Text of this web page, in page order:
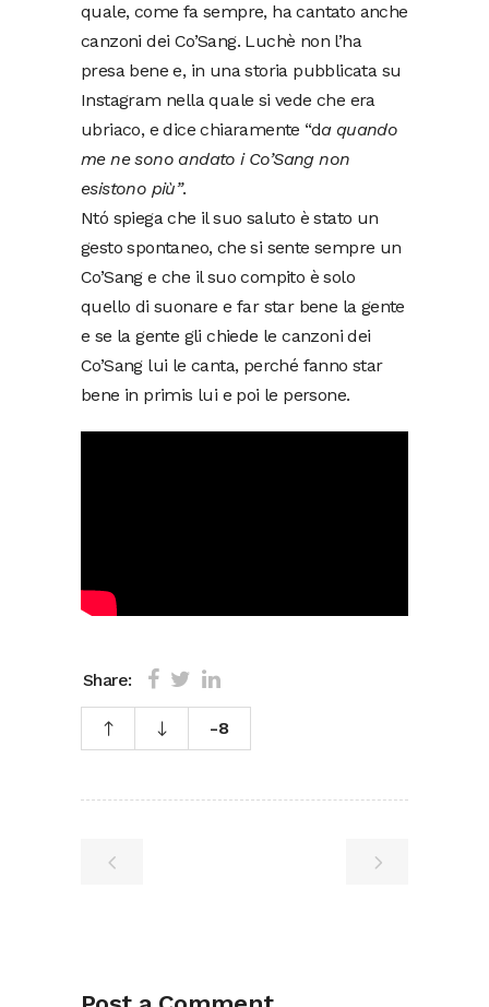
quale, come fa sempre, ha cantato anche
canzoni dei Co’Sang. Luchè non l’ha
presa bene e, in una storia pubblicata su
Instagram nella quale si vede che era
ubriaco, e dice chiaramente “da quando
me ne sono andato i Co’Sang non
esistono più”.
Ntó spiega che il suo saluto è stato un
gesto spontaneo, che si sente sempre un
Co’Sang e che il suo compito è solo
quello di suonare e far star bene la gente
e se la gente gli chiede le canzoni dei
Co’Sang lui le canta, perché fanno star
bene in primis lui e poi le persone.
Share:
-8